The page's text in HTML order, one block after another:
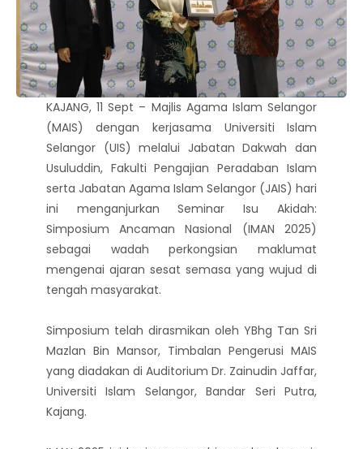
KAJANG, 11 Sept – Majlis Agama Islam Selangor
(MAIS) dengan kerjasama Universiti Islam
Selangor (UIS) melalui Jabatan Dakwah dan
Usuluddin, Fakulti Pengajian Peradaban Islam
serta Jabatan Agama Islam Selangor (JAIS) hari
ini menganjurkan Seminar Isu Akidah:
Simposium Ancaman Nasional (IMAN 2025)
sebagai wadah perkongsian maklumat
mengenai ajaran sesat semasa yang wujud di
tengah masyarakat.
Simposium telah dirasmikan oleh YBhg Tan Sri
Mazlan Bin Mansor, Timbalan Pengerusi MAIS
yang diadakan di Auditorium Dr. Zainudin Jaffar,
Universiti Islam Selangor, Bandar Seri Putra,
Kajang.